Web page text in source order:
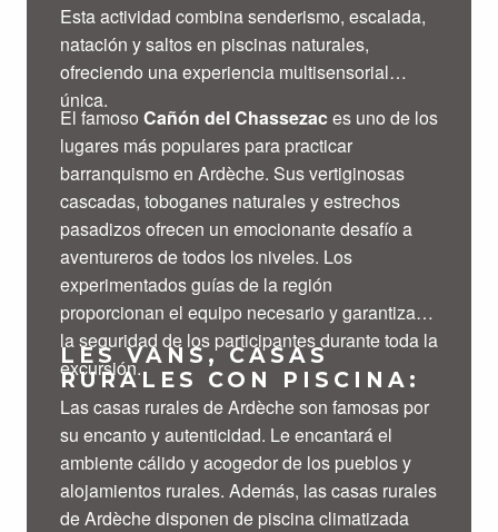
Esta actividad combina senderismo, escalada,
natación y saltos en piscinas naturales,
ofreciendo una experiencia multisensorial
única.
El famoso Cañón del Chassezaces uno de los
lugares más populares para practicar
barranquismo en Ardèche. Sus vertiginosas
cascadas, toboganes naturales y estrechos
pasadizos ofrecen un emocionante desafío a
aventureros de todos los niveles. Los
experimentados guías de la región
proporcionan el equipo necesario y garantizan
la seguridad de los participantes durante toda la
excursión.
LES VANS, CASAS
RURALES CON PISCINA:
Las casas rurales de Ardèche son famosas por
su encanto y autenticidad. Le encantará el
ambiente cálido y acogedor de los pueblos y
alojamientos rurales. Además, las casas rurales
de Ardèche disponen de piscina climatizada